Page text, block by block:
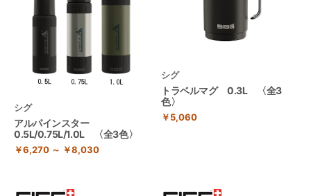
シグ
アルパインスター
0.5L/0.75L/1.0L 〈全3色〉
￥6,270 ～ ￥8,030
シグ
トラベルマグ 0.3L 〈全3
色〉
￥5,060